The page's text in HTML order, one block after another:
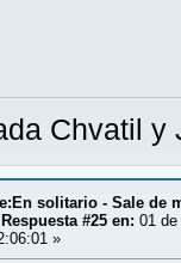
Chvatil y
solitario - Sale de
Respuesta #25 en: 01 de
»